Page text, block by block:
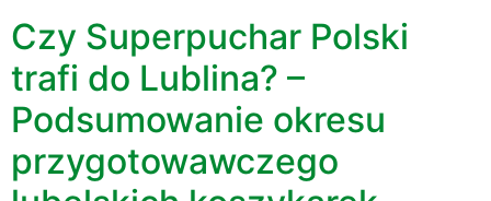
Czy Superpuchar Polski
trafi do Lublina? –
Podsumowanie okresu
przygotowawczego